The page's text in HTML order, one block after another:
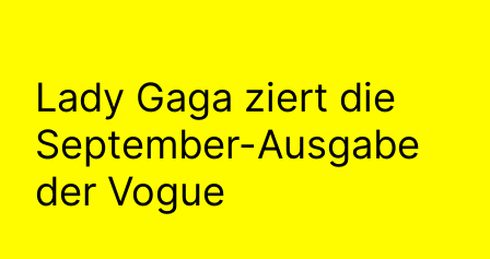
Lady Gaga ziert die
September-Ausgabe
der Vogue